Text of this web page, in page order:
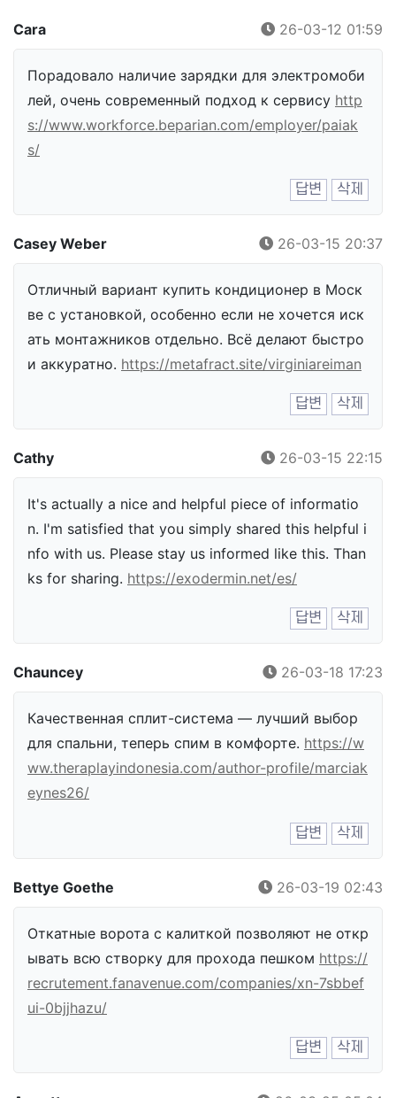
Cara 26-03-12 01:59
Порадовало наличие зарядки для электромоби
лей, очень современный подход к сервису http
s://www.workforce.beparian.com/employer/paiak
s/
답변 삭제
Casey Weber 26-03-15 20:37
Отличный вариант купить кондиционер в Моск
ве с установкой, особенно если не хочется иск
ать монтажников отдельно. Всё делают быстро
и аккуратно. https://metafract.site/virginiareiman
답변 삭제
Cathy 26-03-15 22:15
It's actually a nice and helpful piece of informatio
n. I'm satisfied that you simply shared this helpful i
nfo with us. Please stay us informed like this. Than
ks for sharing. https://exodermin.net/es/
답변 삭제
Chauncey 26-03-18 17:23
Качественная сплит-система — лучший выбор
для спальни, теперь спим в комфорте. https://w
ww.theraplayindonesia.com/author-profile/marciak
eynes26/
답변 삭제
Bettye Goethe 26-03-19 02:43
Откатные ворота с калиткой позволяют не откр
ывать всю створку для прохода пешком https://
recrutement.fanavenue.com/companies/xn-7sbbef
ui-0bjjhazu/
답변 삭제